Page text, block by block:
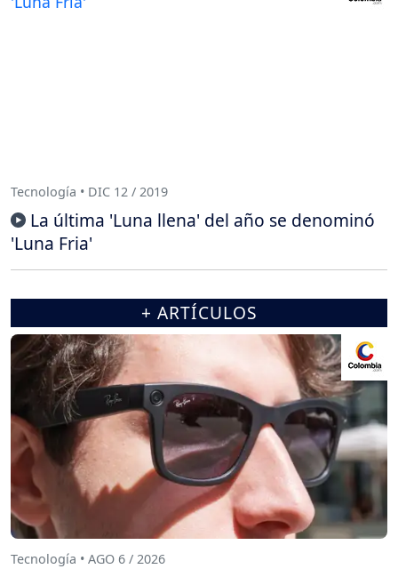
Tecnología • DIC 12 / 2019
La última 'Luna llena' del año se denominó
'Luna Fria'
+ ARTÍCULOS
Tecnología • AGO 6 / 2026